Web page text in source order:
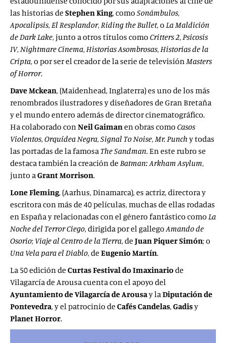
las historias de Stephen King, como Sonámbulos,
Apocalipsis,El Resplandor,Riding the Bullet, o La Maldición
de Dark Lake, junto a otros títulos como Critters 2,Psicosis
IV,Nightmare Cinema,Historias Asombrosas,Historias de la
Cripta, o por ser el creador de la serie de televisiónMasters
of Horror.
Dave Mckean, (Maidenhead, Inglaterra) es uno de los más
renombrados ilustradores y diseñadores de Gran Bretaña
y el mundo entero además de director cinematográfico.
Ha colaborado conNeil Gaimanen obras como Casos
Violentos,Orquídea Negra,Signal To Noise,Mr. Punch y todas
las portadas de la famosa The Sandman. En este rubro se
destaca también la creación de Batman: Arkham Asylum,
junto aGrant Morrison.
Lone Fleming, (Aarhus, Dinamarca), es actriz, directora y
escritora con más de 40 películas, muchas de ellas rodadas
en España y relacionadas con el género fantástico como La
Noche del Terror Ciego, dirigida por el gallegoAmando de
Osorio; Viaje al Centro de la Tierra, de Juan Piquer Simón; o
Una Vela para el Diablo, de Eugenio Martín.
La 50 edición de Curtas Festival do Imaxinariode
Vilagarcía de Arousa cuenta con el apoyo del
Ayuntamiento de Vilagarcía de Arousay laDiputación de
Pontevedra,y el patrocinio de CafésCandelas,Gadisy
Planet Horror.